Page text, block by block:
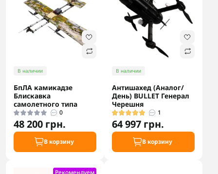
В наличии
БпЛА камикадзе
Блискавка
самолетного типа
0
48 200 грн.
В корзину
В наличии
Антишахед (Аналог/
День) BULLET Генерал
Черешня
1
64 997 грн.
В корзину
Рекомендуем